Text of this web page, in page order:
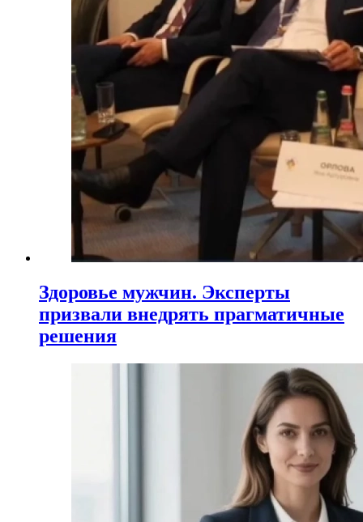
Здоровье мужчин. Эксперты
призвали внедрять прагматичные
решения